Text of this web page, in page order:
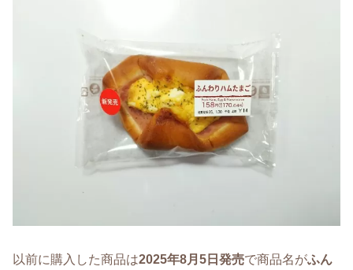
以前に購入した商品は2025年8月5日発売で商品名がふん